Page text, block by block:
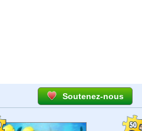
Soutenez-nous